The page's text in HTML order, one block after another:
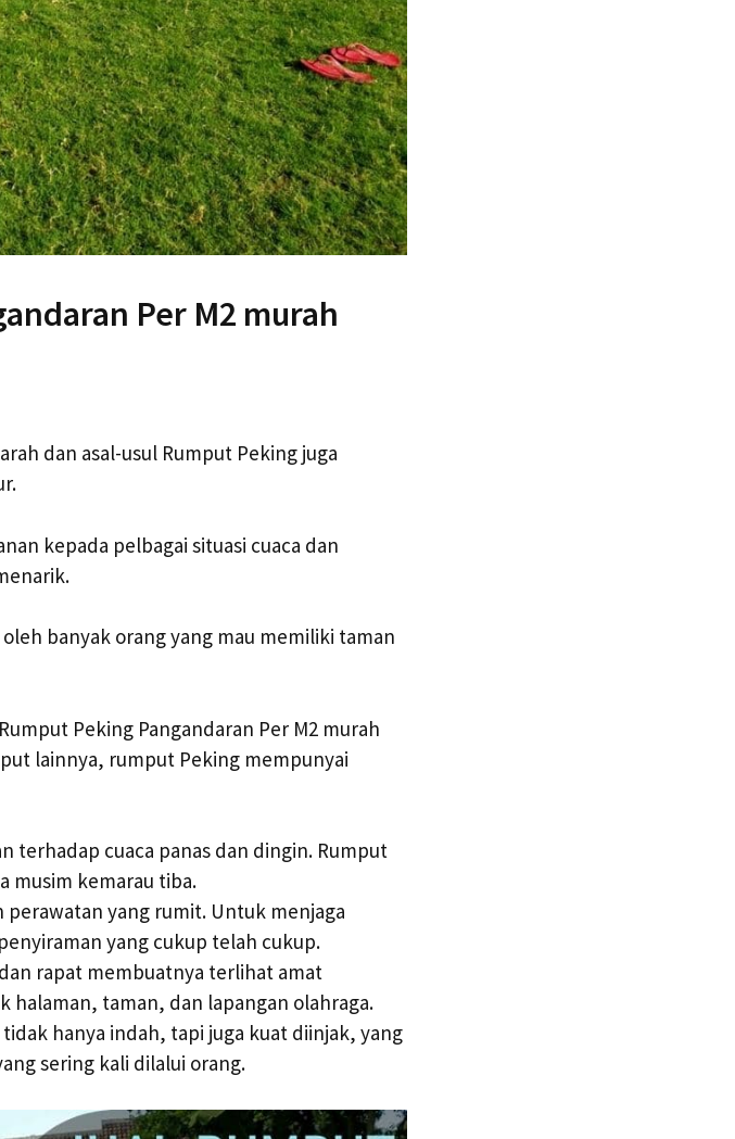
Per M2 murah
dan asal-usul Rumput Peking juga
kepada pelbagai situasi cuaca dan
banyak orang yang mau memiliki taman
Peking Pangandaran Per M2 murah
lainnya, rumput Peking mempunyai
terhadap cuaca panas dan dingin. Rumput
musim kemarau tiba.
yang rumit. Untuk menjaga
yang cukup telah cukup.
rapat membuatnya terlihat amat
halaman, taman, dan lapangan olahraga.
hanya indah, tapi juga kuat diinjak, yang
sering kali dilalui orang.